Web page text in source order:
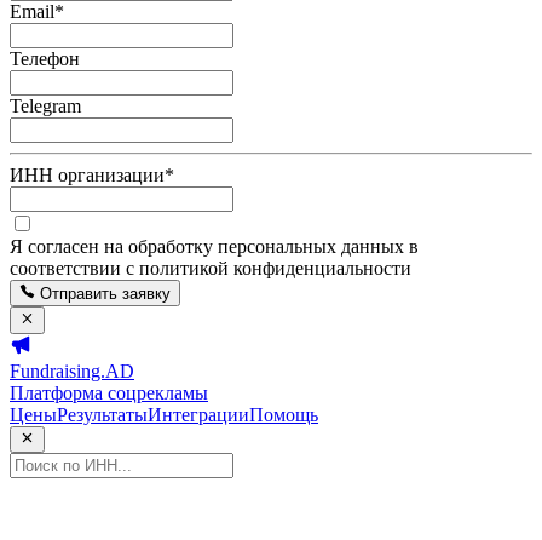
Email*
Телефон
Telegram
ИНН организации*
Я согласен на обработку персональных данных в
соответствии с политикой конфиденциальности
Отправить заявку
Fundraising.AD
Платформа соцрекламы
ЦеныРезультатыИнтеграцииПомощь